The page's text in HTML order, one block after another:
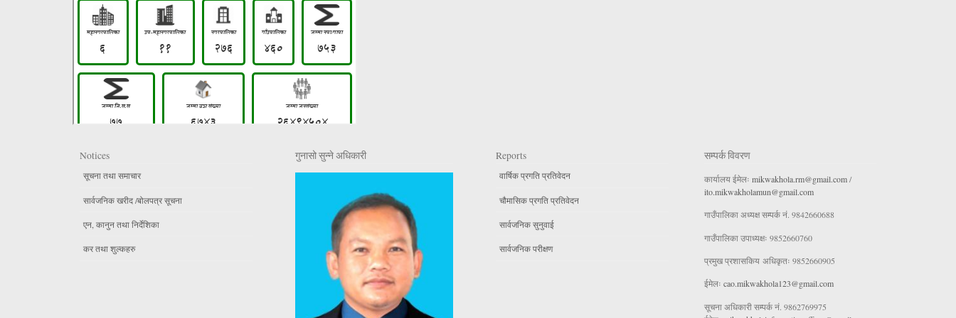
Notices
सूचना तथा समाचार
सार्वजनिक खरीद /बोलपत्र सूचना
एन, कानुन तथा निर्देशिका
कर तथा शुल्कहरु
गुनासो सुन्ने अधिकारी Reports
वार्षिक प्रगति प्रतिवेदन
चौमासिक प्रगति प्रतिवेदन
सार्वजनिक सुनुवाई
सार्वजनिक परीक्षण
सम्पर्क विवरण
कार्यालय ईमेलः mikwakhola.rm@gmail.com/
ito.mikwakholamun@gmail.com
गाउँपालिका अध्यक्ष सम्पर्क नं. 9842660688
गाउँपालिका उपाध्यक्षः 9852660760
प्रमुख प्रशासकिय अधिकृतः 9852660905
ईमेलः cao.mikwakhola123@gmail.com
सूचना अधिकारी सम्पर्क नं. 9862769975